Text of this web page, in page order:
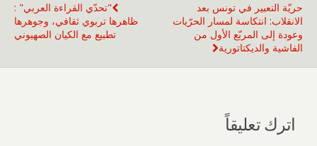
"تحدّي القراءة العربي" :
ظاهرها تربوي ثقافي، وجوهرها
تطبيع مع الكيان الصهيوني
حريّة التعبير في تونس بعد
الانقلاب: انتكاسة لمسار الحرّيات
وعودة إلى المربّع الأول من
الفاشية والديكتاتورية
اترك تعليقاً